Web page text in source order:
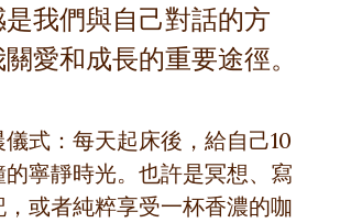
我們與自己對話的方
愛和成長的重要途徑。
儀式：每天起床後，給自己10
的寧靜時光。也許是冥想、寫
，或者純粹享受一杯香濃的咖